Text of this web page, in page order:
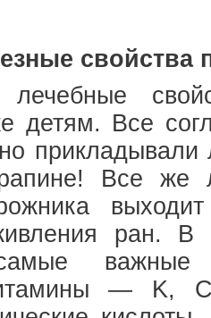
свойства
детям. Все
прикладывали
Все же
ран. В
важные
— K,